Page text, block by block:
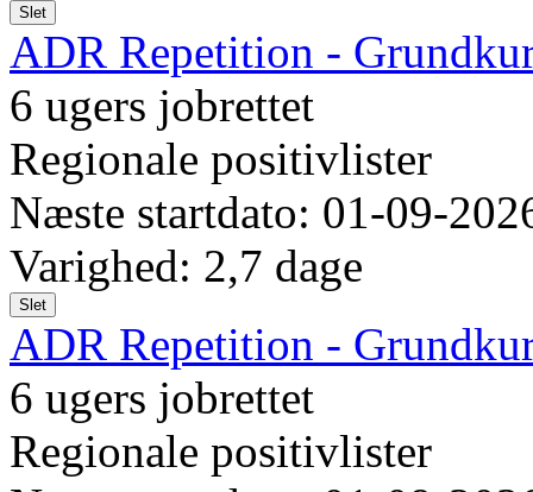
Slet
ADR Repetition -
6 ugers jobrettet
Regionale positivlister
Næste startdato: 01-09-
Varighed: 2,7 dage
Slet
ADR Repetition -
6 ugers jobrettet
Regionale positivlister